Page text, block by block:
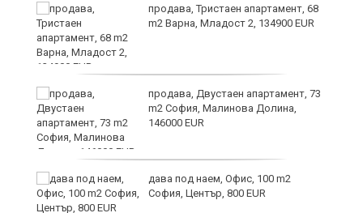
продава, Тристаен апартамент, 68
m2 Варна, Младост 2, 134900 EUR
продава, Двустаен апартамент, 73
m2 София, Малинова Долина,
146000 EUR
дава под наем, Офис, 100 m2
София, Център, 800 EUR